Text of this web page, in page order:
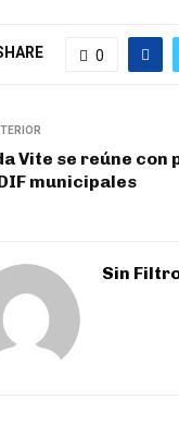
0
Vite se reúne con
municipales
Sin